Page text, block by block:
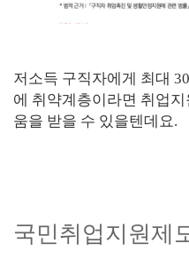
저소득 구직자에게 최대
에 취약계층이라면 취업
움을 받을 수 있을텐데요.
국민취업지원제